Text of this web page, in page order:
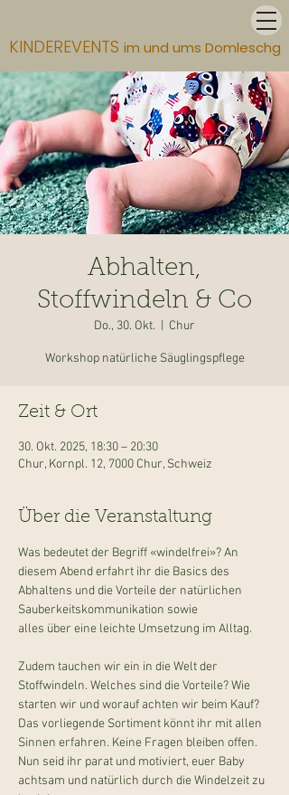
KINDEREVENTS im und ums Domleschg
Abhalten,
Stoffwindeln & Co
Do., 30. Okt. Chur
Workshop natürliche Säuglingspflege
Zeit & Ort
30. Okt. 2025, 18:30 – 20:30
Chur, Kornpl. 12, 7000 Chur, Schweiz
Über die Veranstaltung
Was bedeutet der Begriff «windelfrei»? An
diesem Abend erfahrt ihr die Basics des
Abhaltens und die Vorteile der natürlichen
Sauberkeitskommunikation sowie
alles über eine leichte Umsetzung im Alltag.
Zudem tauchen wir ein in die Welt der
Stoffwindeln. Welches sind die Vorteile? Wie
starten wir und worauf achten wir beim Kauf?
Das vorliegende Sortiment könnt ihr mit allen
Sinnen erfahren. Keine Fragen bleiben offen.
Nun seid ihr parat und motiviert, euer Baby
achtsam und natürlich durch die Windelzeit zu